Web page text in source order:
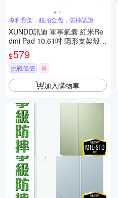
專利骨架，鏡頭全包，防摔認證
XUNDD訊迪 軍事氣囊 紅米Re
dmi Pad 10.61吋 隱形支架殼
平板防摔保護套(極簡黑)
$579
挑戰低價 券
加入購物車